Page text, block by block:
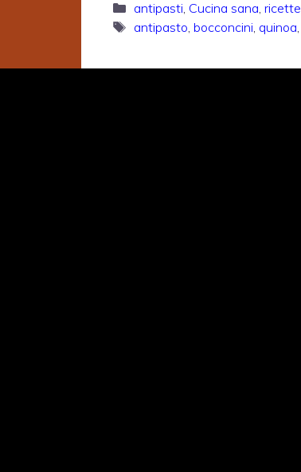
Categorie
antipasti, Cucina sana, ricette
Tag
antipasto, bocconcini, quinoa,